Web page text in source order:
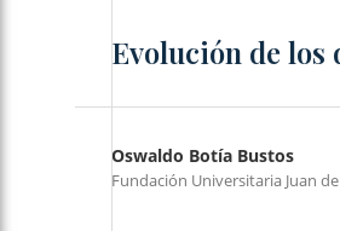
Evolución de los
Oswaldo Botía Bustos
Fundación Universitaria Juan